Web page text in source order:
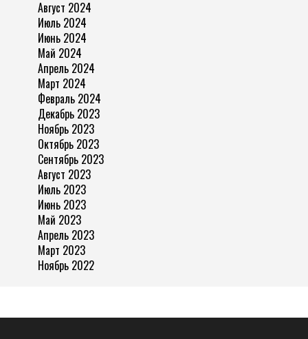
Август 2024
Июль 2024
Июнь 2024
Май 2024
Апрель 2024
Март 2024
Февраль 2024
Декабрь 2023
Ноябрь 2023
Октябрь 2023
Сентябрь 2023
Август 2023
Июль 2023
Июнь 2023
Май 2023
Апрель 2023
Март 2023
Ноябрь 2022